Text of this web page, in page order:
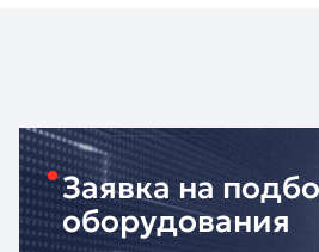
Заявка на
оборудования